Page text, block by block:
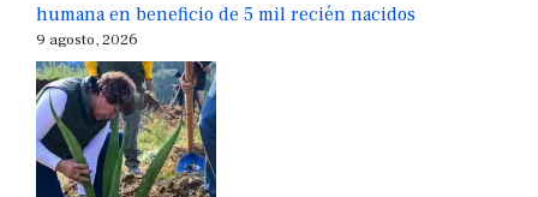
humana en beneficio de 5 mil recién nacidos
9 agosto, 2026